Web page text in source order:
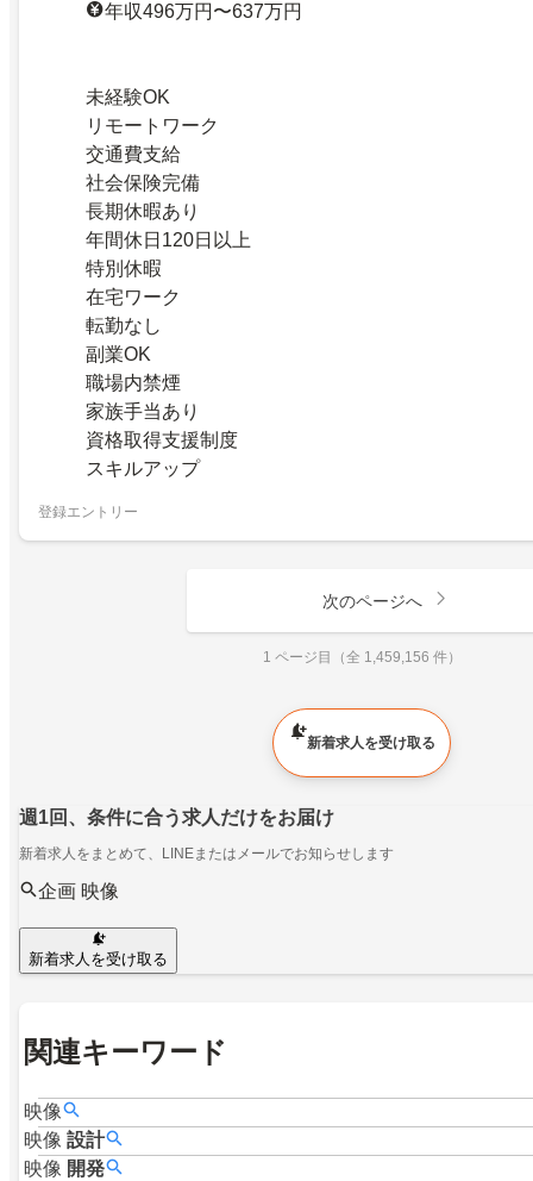
年収496万円〜637万円
未経験OK
リモートワーク
交通費支給
社会保険完備
長期休暇あり
年間休日120日以上
特別休暇
在宅ワーク
転勤なし
副業OK
職場内禁煙
家族手当あり
資格取得支援制度
スキルアップ
登録エントリー
次のページへ
1 ページ目（全 1,459,156 件）
新着求人を受け取る
週1回、条件に合う求人だけをお届け
新着求人をまとめて、LINEまたはメールでお知らせします
企画 映像
新着求人を受け取る
関連キーワード
映像
映像 設計
映像 開発